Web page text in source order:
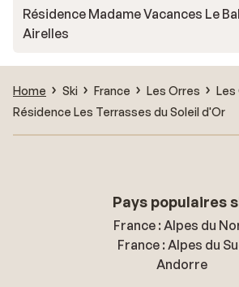
Résidence Madame Vacances Le
Airelles
Home Ski France Les Orres
Les
Résidence Les Terrasses du Soleil d'Or
Pays populaires
France : Alpes du
France : Alpes du
Andorre